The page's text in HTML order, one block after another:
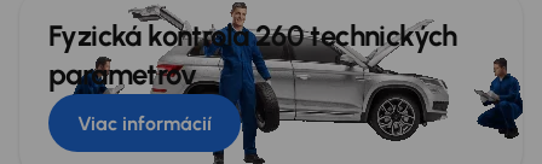
Fyzická kontrola 260 technických
parametrov
Viac informácií